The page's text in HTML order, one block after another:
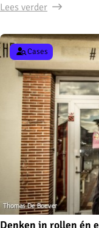
Lees verder
Denken in rollen én
Cases